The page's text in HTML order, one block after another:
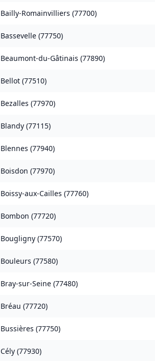
Bailly-Romainvilliers (77700)
Bassevelle (77750)
Beaumont-du-Gâtinais (77890)
Bellot (77510)
Bezalles (77970)
Blandy (77115)
Blennes (77940)
Boisdon (77970)
Boissy-aux-Cailles (77760)
Bombon (77720)
Bougligny (77570)
Bouleurs (77580)
Bray-sur-Seine (77480)
Bréau (77720)
Bussières (77750)
Cély (77930)